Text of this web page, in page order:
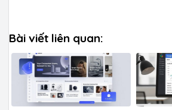
Bài viết liên quan: